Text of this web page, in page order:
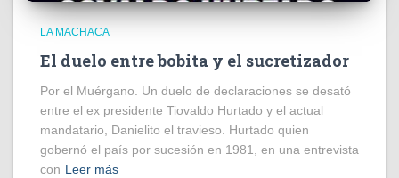
LA MACHACA
El duelo entre bobita y el sucretizador
Por el Muérgano. Un duelo de declaraciones se desató
entre el ex presidente Tiovaldo Hurtado y el actual
mandatario, Danielito el travieso. Hurtado quien
gobernó el país por sucesión en 1981, en una entrevista
con Leer más